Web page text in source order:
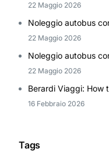
22 Maggio 2026
Noleggio autobus
22 Maggio 2026
Noleggio autobus
22 Maggio 2026
Berardi Viaggi: How
16 Febbraio 2026
Tags